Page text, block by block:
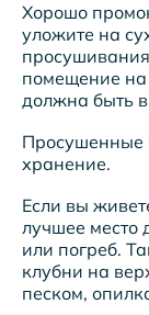
Хорошо
уложите на
помещение на
должна быть
Просушенные
хранение.
Если вы
лучшее место
или погреб.
клубни на
песком,